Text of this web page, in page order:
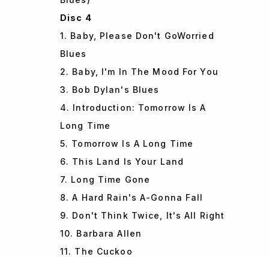
Disc 4
1. Baby, Please Don't GoWorried
Blues
2. Baby, I'm In The Mood For You
3. Bob Dylan's Blues
4. Introduction: Tomorrow Is A
Long Time
5. Tomorrow Is A Long Time
6. This Land Is Your Land
7. Long Time Gone
8. A Hard Rain's A-Gonna Fall
9. Don't Think Twice, It's All Right
10. Barbara Allen
11. The Cuckoo